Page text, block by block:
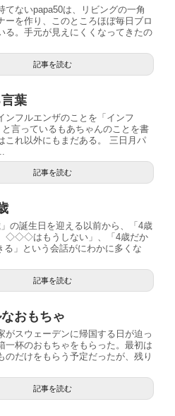
てないpapa50は、リビングの一角
ーを作り、このところほぼ毎日ブロ
る。手元が見えにくくなってきたの
記事を読む
葉
ンフルエンザのことを「インフ
と言っているもあちゃんのことを書
これ以外にもまだある。 三日月パ
記事を読む
の誕生日を迎える以前から、「4歳
◇◇◇はもうしない」、「4歳だか
る」という会話がにわかに多くな
記事を読む
おもちゃ
がスウェーデンに帰国する日が迫っ
一杯のおもちゃをもらった。最初は
のだけをもらう予定だったが、残り
記事を読む